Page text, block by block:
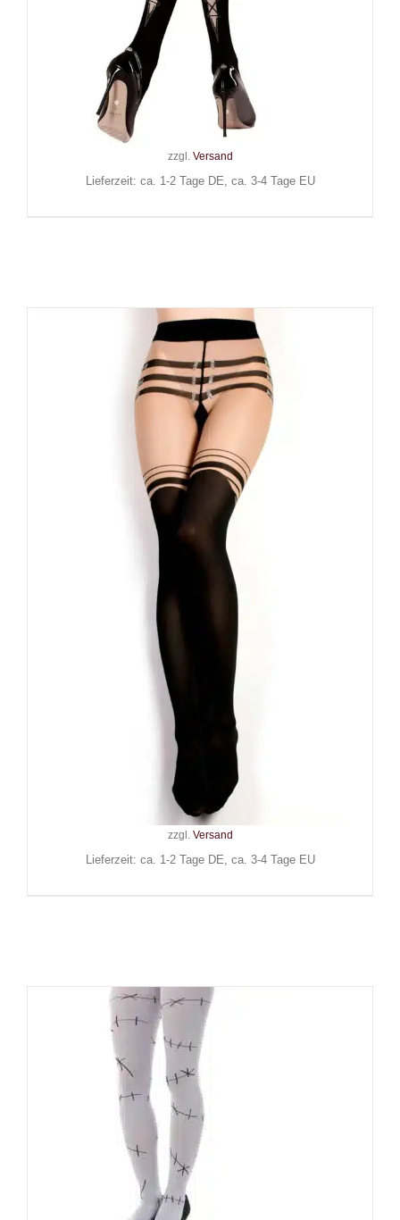
Ballerinas Secret
Strumpfhose Laced Gothic
€
Inkl. MwSt.
zzgl. Versand
Lieferzeit: ca. 1-2 Tage DE, ca. 3-4 Tage EU
Ballerinas Secret
Strumpfhose Fetishista
Inkl. MwSt.
zzgl. Versand
Lieferzeit: ca. 1-2 Tage DE, ca. 3-4 Tage EU